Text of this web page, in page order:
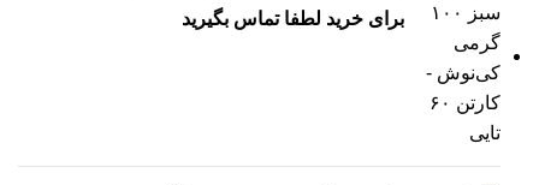
برای خرید لطفا تماس بگیرید